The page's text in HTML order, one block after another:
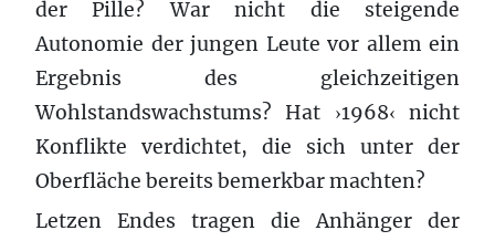
der Pille? War nicht die steigende
Autonomie der jungen Leute vor allem ein
Ergebnis des gleichzeitigen
Wohlstandswachstums? Hat
›1968‹ nicht
Konflikte verdichtet, die sich unter der
Oberfläche bereits bemerkbar machten?
Letzen Endes tragen die Anhänger der